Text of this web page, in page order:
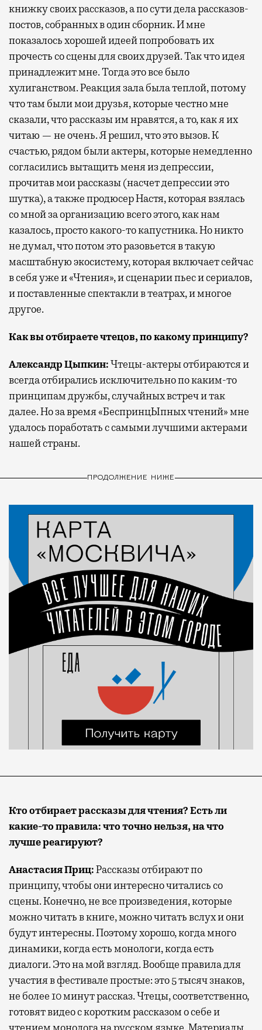
книжку своих рассказов, а по сути дела рассказов-
постов, собранных в один сборник. И мне
показалось хорошей идеей попробовать их
прочесть со сцены для своих друзей. Так что идея
принадлежит мне. Тогда это все было
хулиганством. Реакция зала была теплой, потому
что там были мои друзья, которые честно мне
сказали, что рассказы им нравятся, а то, как я их
читаю — не очень. Я решил, что это вызов. К
счастью, рядом были актеры, которые немедленно
согласились вытащить меня из депрессии,
прочитав мои рассказы (насчет депрессии это
шутка), а также продюсер Настя, которая взялась
со мной за организацию всего этого, как нам
казалось, просто какого-то капустника. Но никто
не думал, что потом это разовьется в такую
масштабную экосистему, которая включает сейчас
в себя уже и «Чтения», и сценарии пьес и сериалов,
и поставленные спектакли в театрах, и многое
другое.
Как вы отбираете чтецов, по какому принципу?
Александр Цыпкин:Чтецы-актеры отбираются и
всегда отбирались исключительно по каким-то
принципам дружбы, случайных встреч и так
далее. Но за время «БеспринцЫпных чтений» мне
удалось поработать с самыми лучшими актерами
нашей страны.
ПРОДОЛЖЕНИЕ НИЖЕ
Кто отбирает рассказы для чтения? Есть ли
какие-то правила: что точно нельзя, на что
лучше реагируют?
Анастасия Приц:Рассказы отбирают по
принципу, чтобы они интересно читались со
сцены. Конечно, не все произведения, которые
можно читать в книге, можно читать вслух и они
будут интересны. Поэтому хорошо, когда много
динамики, когда есть монологи, когда есть
диалоги. Это на мой взгляд. Вообще правила для
участия в фестивале простые: это 5 тысяч знаков,
не более 10 минут рассказ. Чтецы, соответственно,
готовят видео с коротким рассказом о себе и